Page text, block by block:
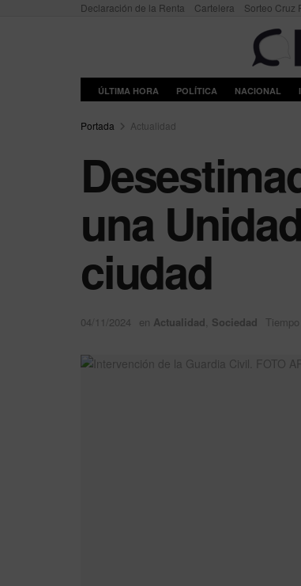
Declaración de la Renta Cartelera Sorteo Cruz
ÚLTIMA HORA POLÍTICA NACIONAL
Portada Actualidad
una
ciudad
04/11/2024 en Actualidad, Sociedad